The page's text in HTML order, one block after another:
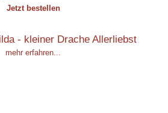
Jetzt bestellen
mehr erfahren...